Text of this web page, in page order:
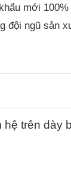
mới
đội ngũ sản
trên dày